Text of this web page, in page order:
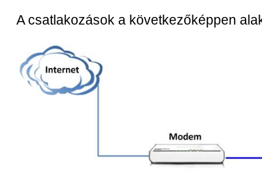
A csatlakozások a következőképpen